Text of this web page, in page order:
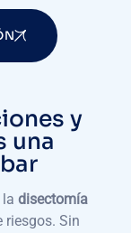
y
una
disectomía
riesgos. Sin